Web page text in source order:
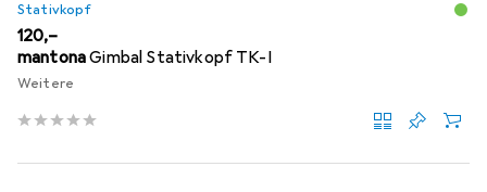
Stativkopf
EUR
120,–
mantonaGimbal Stativkopf TK-I
Weitere